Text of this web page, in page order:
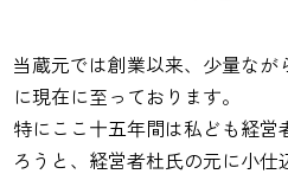
当蔵元では創業以来、少量な
に現在に至っております。
特にここ十五年間は私ども経
ろうと、経営者杜氏の元に小仕